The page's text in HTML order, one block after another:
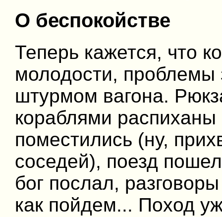
О беспокойстве
Теперь кажется, что
молодости, проблемы
штурмом вагона.
кораблями
поместились (ну,
соседей), поезд
бог послал,
как пойдем... Поход